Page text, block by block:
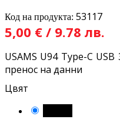
Код на продукта: 53117
5,00 € / 9.78 лв.
USAMS U94 Type-C
пренос на данни
Цвят